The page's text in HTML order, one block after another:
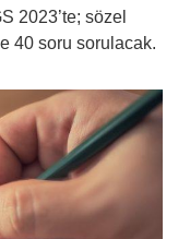
2023’te; sözel
40 soru sorulacak.